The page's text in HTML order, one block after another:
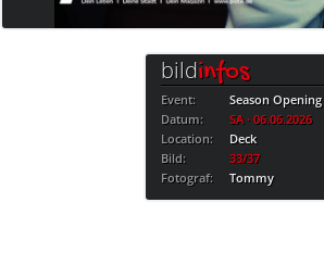
bildinfos
Event:
Season Opening
Datum:
SA · 06.06.2026
Location:
Deck
Bild:
33/37
Fotograf:
Tommy